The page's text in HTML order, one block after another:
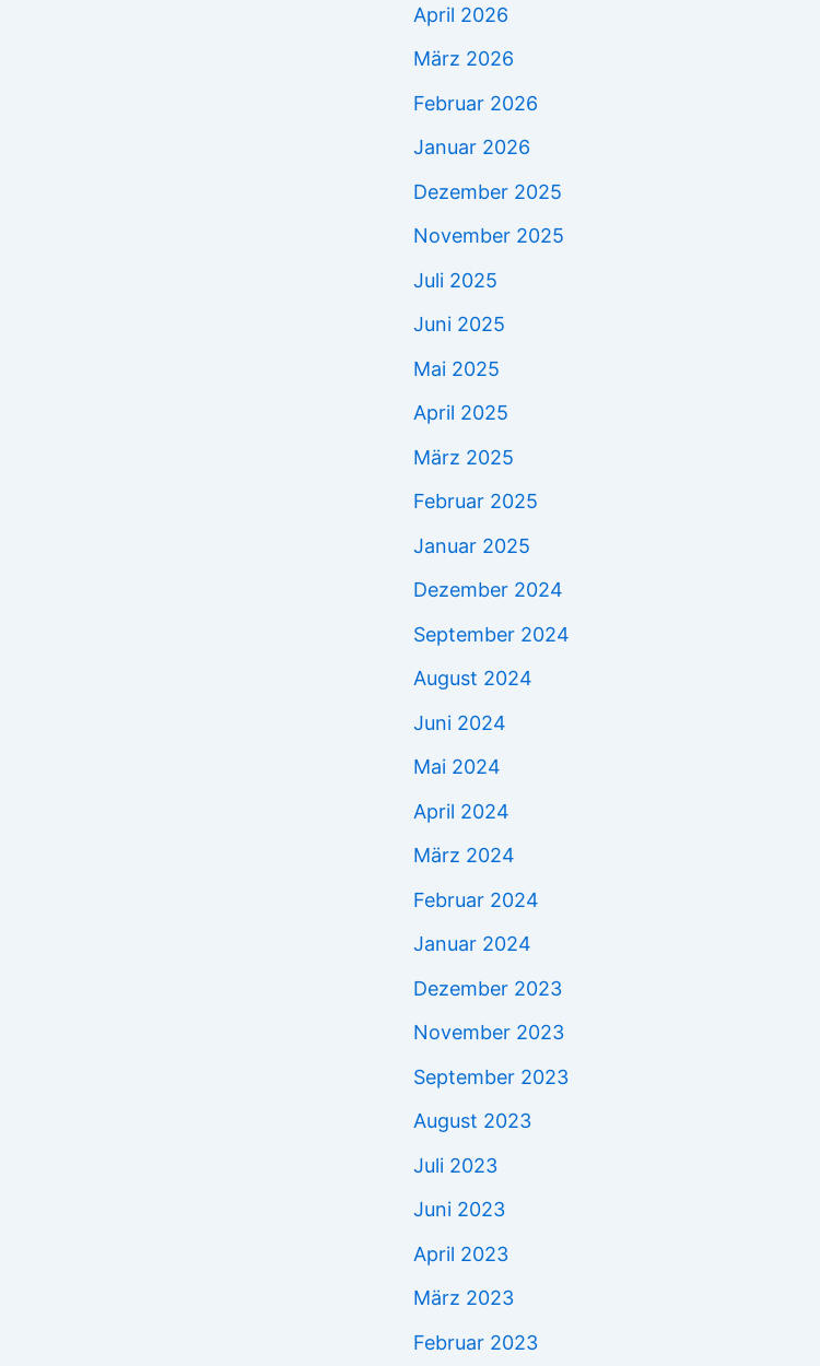
April 2026
März 2026
Februar 2026
Januar 2026
Dezember 2025
November 2025
Juli 2025
Juni 2025
Mai 2025
April 2025
März 2025
Februar 2025
Januar 2025
Dezember 2024
September 2024
August 2024
Juni 2024
Mai 2024
April 2024
März 2024
Februar 2024
Januar 2024
Dezember 2023
November 2023
September 2023
August 2023
Juli 2023
Juni 2023
April 2023
März 2023
Februar 2023